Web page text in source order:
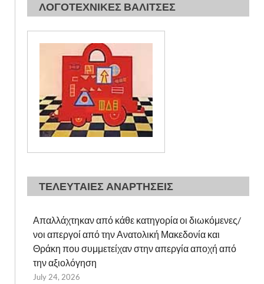
ΛΟΓΟΤΕΧΝΙΚΕΣ ΒΑΛΙΤΣΕΣ
ΤΕΛΕΥΤΑΙΕΣ ΑΝΑΡΤΗΣΕΙΣ
Απαλλάχτηκαν από κάθε κατηγορία οι διωκόμενες/
νοι απεργοί από την Ανατολική Μακεδονία και
Θράκη που συμμετείχαν στην απεργία αποχή από
την αξιολόγηση
July 24, 2026